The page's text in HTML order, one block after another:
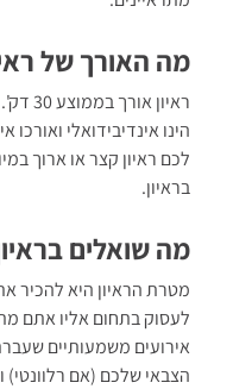
מה האורך של
הינו אינדיבידואלי
לכם ראיון קצר או ארוך
בראיון.
מה שואלים
מטרת הראיון היא להכיר
לעסוק בתחום אליו אתם
אירועים משמעותיים
הצבאי שלכם (אם רלוונטי)